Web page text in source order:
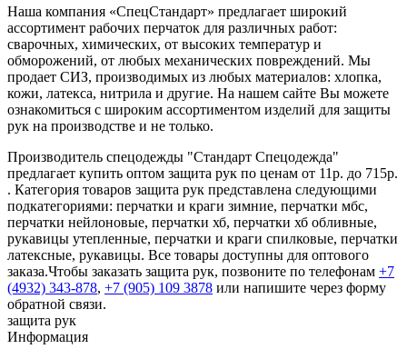
Наша компания «СпецСтандарт» предлагает широкий
ассортимент рабочих перчаток для различных работ:
сварочных, химических, от высоких температур и
обморожений, от любых механических повреждений. Мы
продает СИЗ, производимых из любых материалов: хлопка,
кожи, латекса, нитрила и другие. На нашем сайте Вы можете
ознакомиться с широким ассортиментом изделий для защиты
рук на производстве и не только.
Производитель спецодежды "Стандарт Спецодежда"
предлагает купить оптом защита рук по ценам от 11р. до 715р.
. Категория товаров защита рук представлена следующими
подкатегориями: перчатки и краги зимние, перчатки мбс,
перчатки нейлоновые, перчатки хб, перчатки хб обливные,
рукавицы утепленные, перчатки и краги спилковые, перчатки
латексные, рукавицы. Все товары доступны для оптового
заказа.Чтобы заказать защита рук, позвоните по телефонам +7
(4932) 343-878, +7 (905) 109 3878 или напишите через форму
обратной связи.
защита рук
Информация